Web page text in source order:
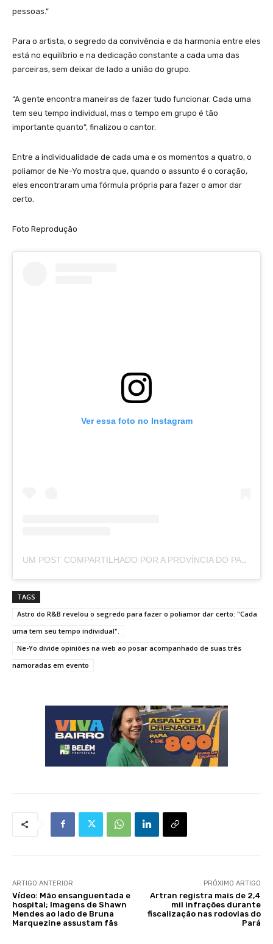
pessoas.”
Para o artista, o segredo da convivência e da harmonia entre eles
está no equilíbrio e na dedicação constante a cada uma das
parceiras, sem deixar de lado a união do grupo.
“A gente encontra maneiras de fazer tudo funcionar. Cada uma
tem seu tempo individual, mas o tempo em grupo é tão
importante quanto”, finalizou o cantor.
Entre a individualidade de cada uma e os momentos a quatro, o
poliamor de Ne-Yo mostra que, quando o assunto é o coração,
eles encontraram uma fórmula própria para fazer o amor dar
certo.
Foto Reprodução
Ver essa foto no Instagram
UM POST COMPARTILHADO POR A PROVÍNCIA DO PARÁ (@APROVINCIADOPARA)
TAGS
Astro do R&B revelou o segredo para fazer o poliamor dar certo: "Cada
uma tem seu tempo individual".
Ne-Yo divide opiniões na web ao posar acompanhado de suas três
namoradas em evento
ARTIGO ANTERIOR
Vídeo: Mão ensanguentada e
hospital; Imagens de Shawn
Mendes ao lado de Bruna
Marquezine assustam fãs
PRÓXIMO ARTIGO
Artran registra mais de 2,4
mil infrações durante
fiscalização nas rodovias do
Pará